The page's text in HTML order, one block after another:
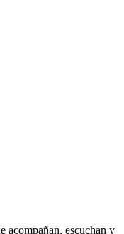
acompañan, escuchan y